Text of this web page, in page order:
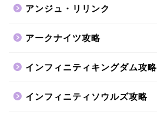
アンジュ・リリンク
アークナイツ攻略
インフィニティキングダム攻略
インフィニティソウルズ攻略